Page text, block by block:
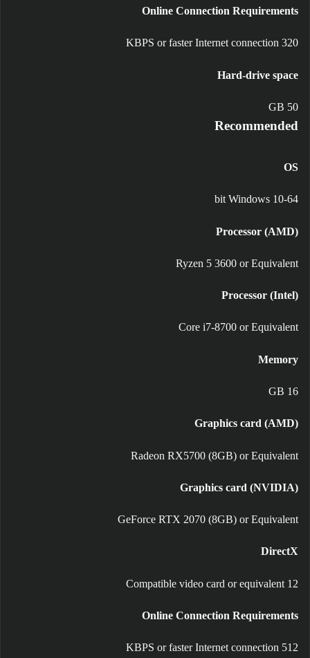
Online Connection Requirements
320 KBPS or faster Internet connection
Hard-drive space
50 GB
Recommended
OS
64-bit Windows 10
Processor (AMD)
Ryzen 5 3600 or Equivalent
Processor (Intel)
Core i7-8700 or Equivalent
Memory
16 GB
Graphics card (AMD)
Radeon RX5700 (8GB) or Equivalent
Graphics card (NVIDIA)
GeForce RTX 2070 (8GB) or Equivalent
DirectX
12 Compatible video card or equivalent
Online Connection Requirements
512 KBPS or faster Internet connection